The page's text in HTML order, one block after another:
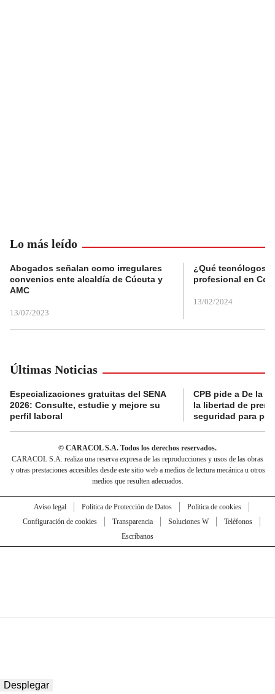
Lo más leído
Abogados señalan como irregulares
convenios ente alcaldía de Cúcuta y
AMC
13/07/2023
¿Qué tecnólogos
profesional en
13/02/2024
Últimas Noticias
Especializaciones gratuitas del SENA
2026: Consulte, estudie y mejore su
perfil laboral
CPB pide a De la
la libertad de
seguridad para
© CARACOL S.A. Todos los derechos reservados.
CARACOL S.A. realiza una reserva expresa de las reproducciones y usos de las obras
y otras prestaciones accesibles desde este sitio web a medios de lectura mecánica u otros
medios que resulten adecuados.
Aviso legal Política de Protección de Datos
Política de cookies
Configuración de cookies
Transparencia Soluciones W
Teléfonos
Escríbanos
Desplegar